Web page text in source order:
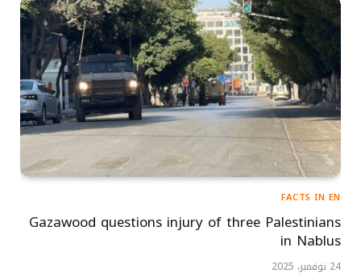
FACTS IN EN
Gazawood questions injury of three Palestinians
in Nablus
24 نوفمبر، 2025